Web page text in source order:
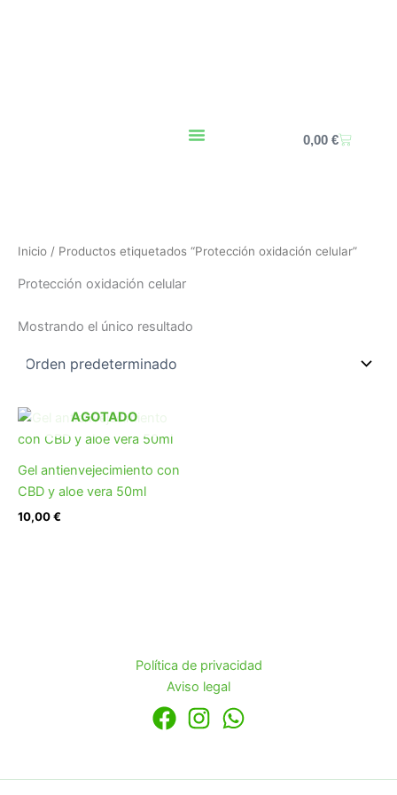
0,00€Carrito
Inicio / Productos etiquetados “Protección oxidación celular”
Protección oxidación celular
Mostrando el único resultado
AGOTADO
Gel antienvejecimiento con
CBD y aloe vera 50ml
10,00€
Política de privacidad
Aviso legal